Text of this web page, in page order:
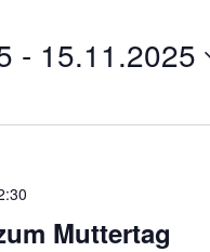
- 15.11.2025
Muttertag